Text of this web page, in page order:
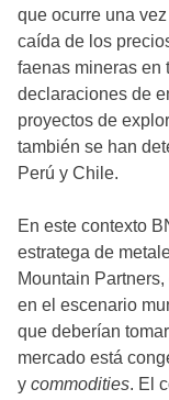
que ocurre una
caída de los
faenas mineras en
declaraciones de
proyectos de
también se han
Perú y Chile.
En este contexto
estratega de
Mountain
en el escenario
que deberían
mercado está
y commodities. El